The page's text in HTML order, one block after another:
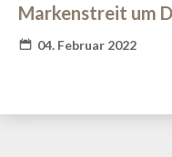
Markenstreit um
04. Februar 2022